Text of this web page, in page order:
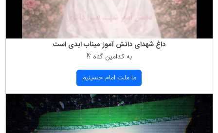
داغ شهدای دانش آموز میناب ابدی است
به كدامین گناه ؟!
ما ملت امام حسینیم